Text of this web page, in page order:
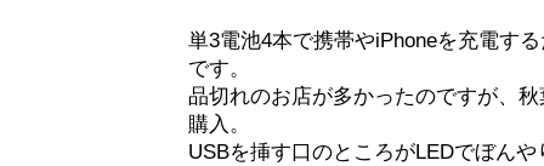
単3電池4本で携帯やiPhoneを充電す
です。
品切れのお店が多かったのですが、
購入。
USBを挿す口のところがLEDでぼん